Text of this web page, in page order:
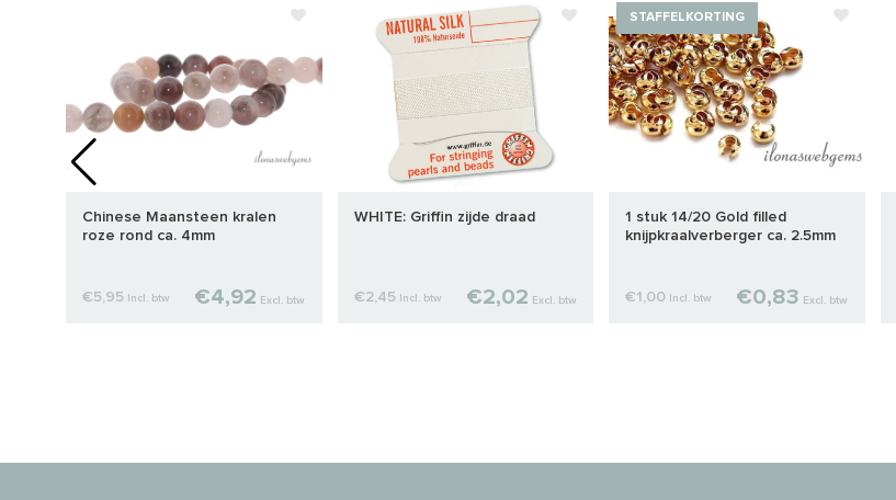
Chinese Maansteen kralen
roze rond ca. 4mm
€5,95 Incl. btw €4,92 Excl. btw
WHITE: Griffin zijde draad
€2,45 Incl. btw €2,02 Excl. btw
STAFFELKORTING
1 stuk 14/20 Gold filled
knijpkraalverberger ca. 2.5mm
€1,00 Incl. btw €0,83 Excl. btw